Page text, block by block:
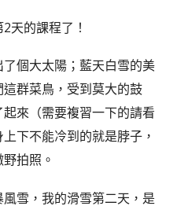
天的課程了！
個大太陽；藍天白雪的美
群菜鳥，受到莫大的鼓
來（需要複習一下的請看
下不能冷到的就是脖子，
拍照。
雪，我的滑雪第二天，是